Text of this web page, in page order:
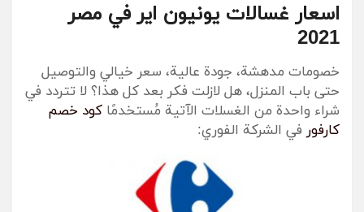
اسعار غسالات يونيون اير في مصر
2021
خصومات مدهشة، جودة عالية، سعر خيالي والتوصيل
حتى باب المنزل، هل لازلت فكر بعد كل هذا؟ لا تتردد في
شراء واحدة من الغسلات الآتية مُستخدمًا كود خصم
كارفور في الشركة الفوري: